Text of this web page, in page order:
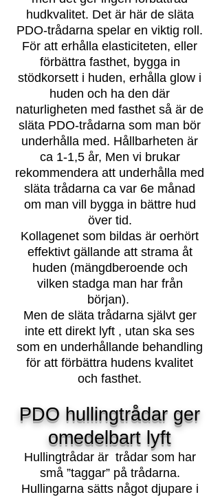
hudkvalitet. Det är här de släta
PDO-trådarna spelar en viktig roll.
För att erhålla elasticiteten, eller
förbättra fasthet, bygga in
stödkorsett i huden, erhålla glow i
huden och ha den där
naturligheten med fasthet så är de
släta PDO-trådarna som man bör
underhålla med. Hållbarheten är
ca 1-1,5 år, Men vi brukar
rekommendera att underhålla med
släta trådarna ca var 6e månad
om man vill bygga in bättre hud
över tid.
Kollagenet som bildas är oerhört
effektivt gällande att strama åt
huden (mängdberoende och
vilken stadga man har från
början).
Men de släta trådarna självt ger
inte ett direkt lyft , utan ska ses
som en underhållande behandling
för att förbättra hudens kvalitet
och fasthet.
PDO hullingtrådar ger
omedelbart lyft
Hullingtrådar är trådar som har
små ”taggar” på trådarna.
Hullingarna sätts något djupare i